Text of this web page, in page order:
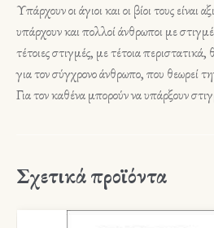
Υπάρχουν οι άγιοι και οι βίοι τους είναι
υπάρχουν και πολλοί άνθρωποι με
τέτοιες στιγμές, με τέτοια
για τον σύγχρονο άνθρωπο, που θεωρεί
Για τον καθένα μπορούν να υπάρξουν
Σχετικά προϊόντα